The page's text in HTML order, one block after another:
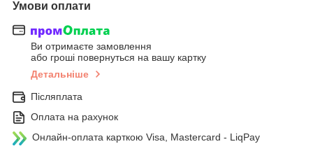
Умови оплати
Ви отримаєте замовлення
або гроші повернуться на вашу картку
Детальніше
Післяплата
Оплата на рахунок
Онлайн-оплата карткою Visa, Mastercard - LiqPay